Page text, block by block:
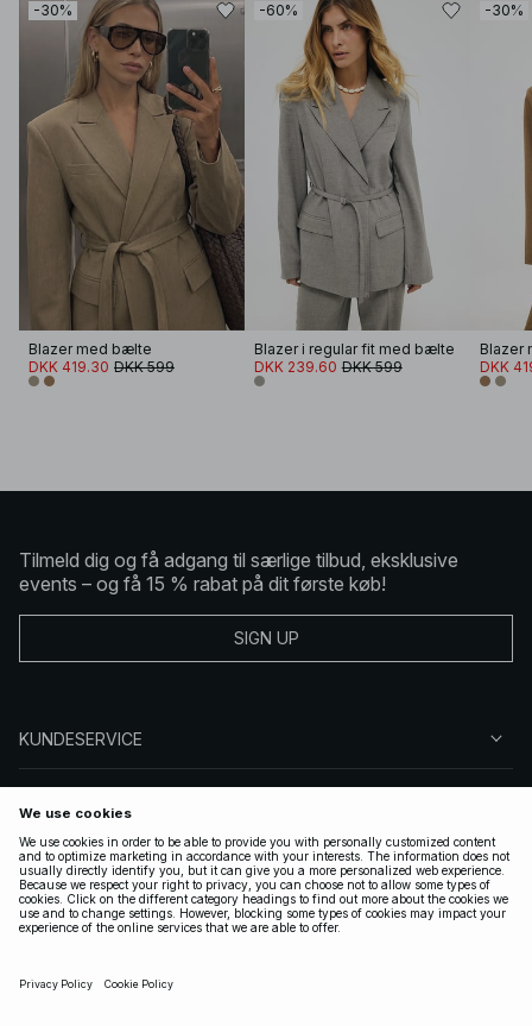
-30%
Blazer med bælte
DKK 419.30 DKK 599
-60%
Blazer i regular fit med bælte
DKK 239.60 DKK 599
-30%
Blazer
DKK
Tilmeld dig og få adgang til særlige tilbud, eksklusive
events – og få 15 % rabat på dit første køb!
SIGN UP
KUNDESERVICE
FØLG OS
GYLDIGE